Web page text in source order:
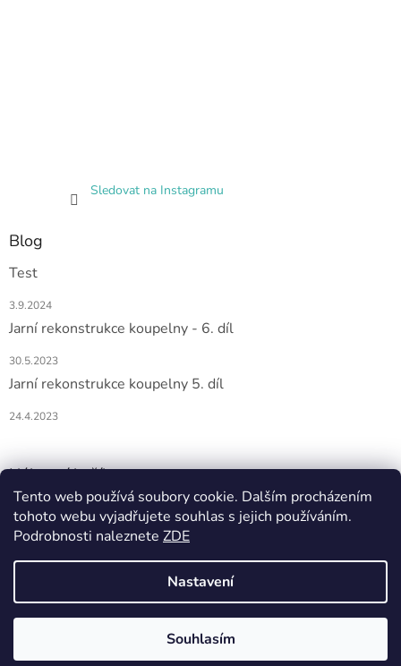
Tento web používá soubory cookie. Dalším procházením
tohoto webu vyjadřujete souhlas s jejich používáním.
Podrobnosti naleznete ZDE
Nastavení
Souhlasím
Sledovat na Instagramu
Blog
Test
3.9.2024
Jarní rekonstrukce koupelny - 6. díl
30.5.2023
Jarní rekonstrukce koupelny 5. díl
24.4.2023
Nákupní košík
0KS /0 KČ
Vytvořil Shoptet
DOMIO. Všechna práva vyhrazena.